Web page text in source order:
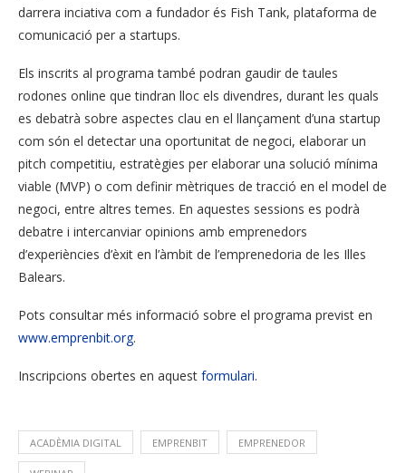
darrera inciativa com a fundador és Fish Tank, plataforma de
comunicació per a startups.
Els inscrits al programa també podran gaudir de taules
rodones online que tindran lloc els divendres, durant les quals
es debatrà sobre aspectes clau en el llançament d’una startup
com són el detectar una oportunitat de negoci, elaborar un
pitch competitiu, estratègies per elaborar una solució mínima
viable (MVP) o com definir mètriques de tracció en el model de
negoci, entre altres temes. En aquestes sessions es podrà
debatre i intercanviar opinions amb emprenedors
d’experiències d’èxit en l’àmbit de l’emprenedoria de les Illes
Balears.
Pots consultar més informació sobre el programa previst en
www.emprenbit.org.
Inscripcions obertes en aquest formulari.
ACADÈMIA DIGITAL EMPRENBIT EMPRENEDOR